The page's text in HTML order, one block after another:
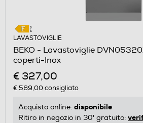
LAVASTOVIGLIE
BEKO - Lavastoviglie
coperti-Inox
€ 327,00
€ 569,00consigliato
Acquisto online: disponibile
Ritiro in negozio in 30' gratuito: